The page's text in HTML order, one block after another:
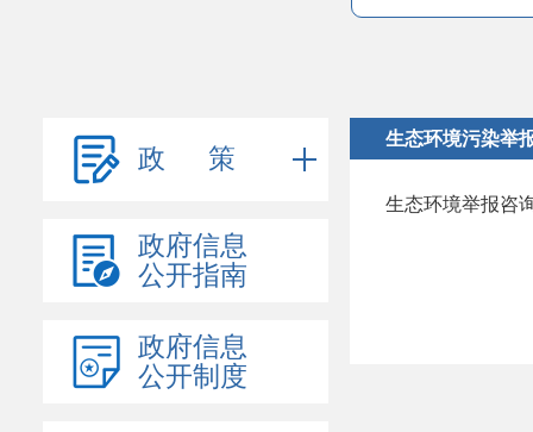
政 策
政府信息
公开指南
政府信息
公开制度
生态环境污染举
生态环境举报咨